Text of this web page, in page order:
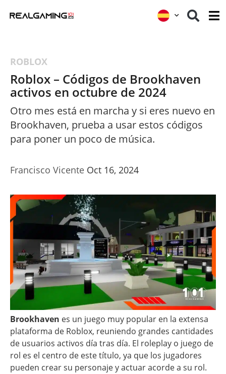
ROBLOX
Roblox – Códigos de Brookhaven
activos en octubre de 2024
Otro mes está en marcha y si eres nuevo en
Brookhaven, prueba a usar estos códigos
para poner un poco de música.
Francisco Vicente Oct 16, 2024
Brookhaven es un juego muy popular en la extensa
plataforma de Roblox, reuniendo grandes cantidades
de usuarios activos día tras día. El roleplay o juego de
rol es el centro de este título, ya que los jugadores
pueden crear su personaje y actuar acorde a su rol.